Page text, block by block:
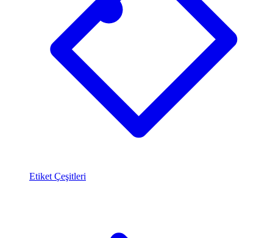
Etiket Çeşitleri